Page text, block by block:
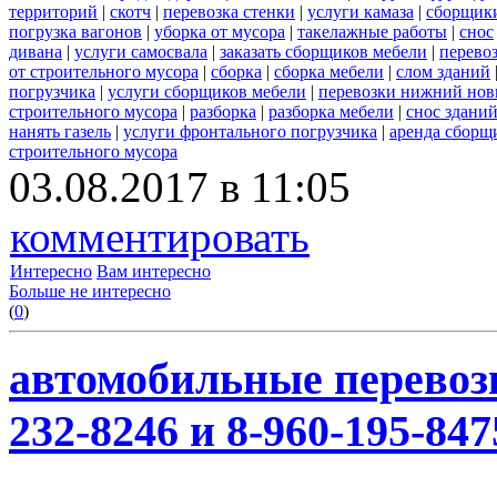
территорий | скотч | перевозка стенки | услуги камаза |
погрузка вагонов | уборка от мусора | такелажные работы | снос
дивана | услуги самосвала | заказать сборщиков мебели |
от строительного мусора | сборка | сборка мебели | слом зданий
погрузчика | услуги сборщиков мебели | перевозки нижний
строительного мусора | разборка | разборка мебели | снос зданий
нанять газель | услуги фронтального погрузчика | аренда
строительного мусора
03.08.2017 в 11:05
комментировать
Интересно Вам интересно
Больше не интересно
(0)
автомобильные
232-8246 и 8-960-195-